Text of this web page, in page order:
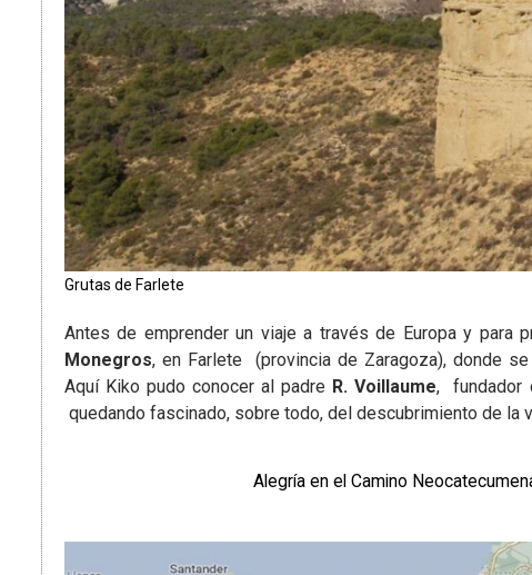
Grutas de Farlete
Antes de emprender un viaje a través de Europa y para
Monegros, en Farlete (provincia de Zaragoza), donde se
Aquí Kiko pudo conocer al padre R. Voillaume, fundador
quedando fascinado, sobre todo, del descubrimiento de la
Alegría en el Camino